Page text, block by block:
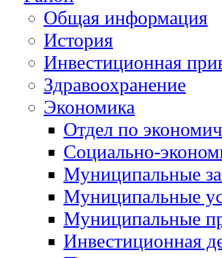
Общая информация
История
Инвестиционная
Здравоохранение
Экономика
Отдел по
Социально-
Муниципальные
Муниципальные
Муниципальные
Инвестиционная